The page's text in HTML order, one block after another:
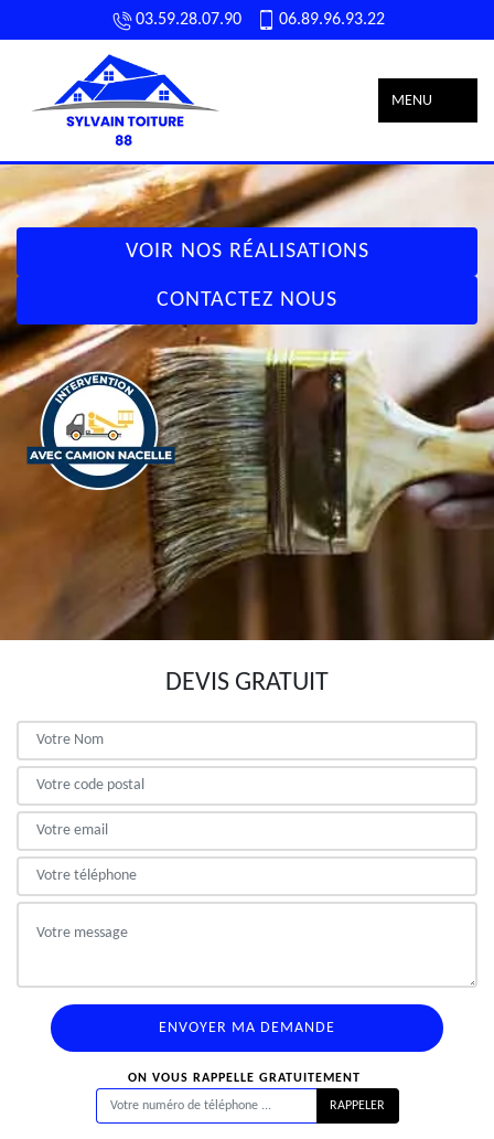
03.59.28.07.90 06.89.96.93.22
MENU
VOIR NOS RÉALISATIONS
CONTACTEZ NOUS
DEVIS GRATUIT
ON VOUS RAPPELLE GRATUITEMENT